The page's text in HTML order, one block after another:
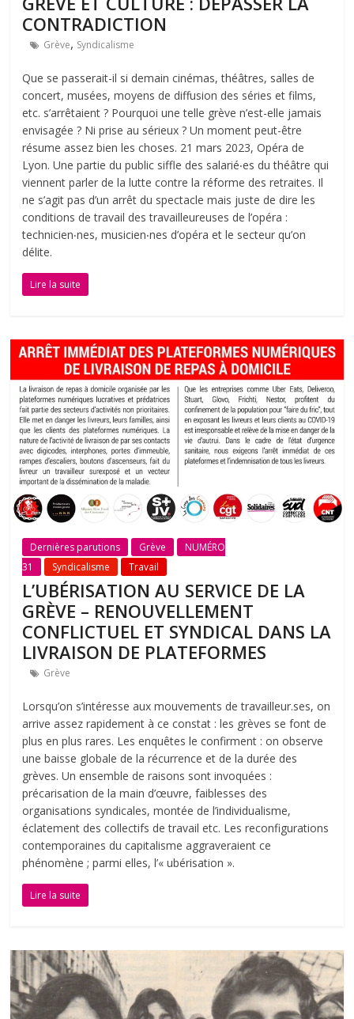
CONTRADICTION
Grève, Syndicalisme
Que se passerait-il si demain cinémas, théâtres, salles de
concert, musées, moyens de diffusion des séries et films,
etc. s’arrêtaient ? Pourquoi une telle grève n’est-elle jamais
envisagée ? Ni prise au sérieux ? Un moment peut-être
résume assez bien les choses. 21 mars 2023, Opéra de
Lyon. Une partie du public siffle des salarié‧es du théâtre qui
viennent parler de la lutte contre la réforme des retraites. Il
ne s’agit pas d’un arrêt du spectacle mais juste de dire les
conditions de travail des travailleureuses de l’opéra :
technicien‧nes, musicien‧nes d’opéra et le secteur qu’on
délite.
Lire la suite
Dernières parutions Grève
NUMÉRO
31
Syndicalisme Travail
L’UBÉRISATION AU SERVICE DE LA
GRÈVE – RENOUVELLEMENT
CONFLICTUEL ET SYNDICAL DANS LA
LIVRAISON DE PLATEFORMES
Grève
Lorsqu’on s’intéresse aux mouvements de travailleur.ses, on
arrive assez rapidement à ce constat : les grèves se font de
plus en plus rares. Les enquêtes le confirment : on observe
une baisse globale de la récurrence et de la durée des
grèves. Un ensemble de raisons sont invoquées :
précarisation de la main d’œuvre, faiblesses des
organisations syndicales, montée de l’individualisme,
éclatement des collectifs de travail etc. Les reconfigurations
contemporaines du capitalisme aggraveraient ce
phénomène ; parmi elles, l’« ubérisation ».
Lire la suite